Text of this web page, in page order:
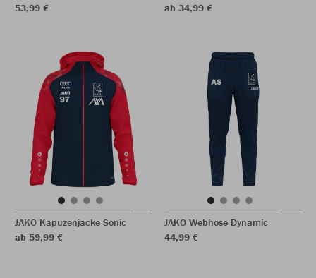
53,99 €
ab 34,99 €
JAKO Kapuzenjacke Sonic
ab 59,99 €
JAKO Webhose Dynamic
44,99 €